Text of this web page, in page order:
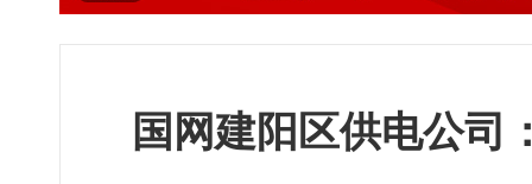
国网建阳区供电公司